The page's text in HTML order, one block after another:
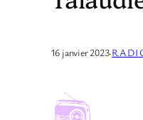
16 janvier 2023·